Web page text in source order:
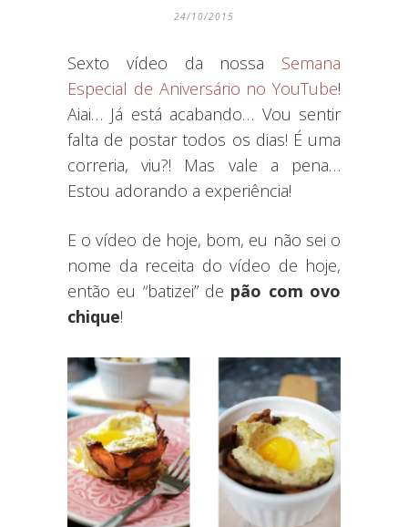
24/10/2015
Sexto vídeo da nossa Semana
Especial de Aniversário no YouTube!
Aiai… Já está acabando… Vou sentir
falta de postar todos os dias! É uma
correria, viu?! Mas vale a pena…
Estou adorando a experiência!
E o vídeo de hoje, bom, eu não sei o
nome da receita do vídeo de hoje,
então eu “batizei” de pão com ovo
chique!